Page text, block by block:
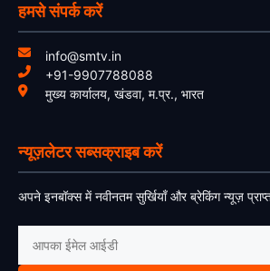
हमसे संपर्क करें
info@smtv.in
+91-9907788088
मुख्य कार्यालय, खंडवा, म.प्र., भारत
न्यूज़लेटर सब्सक्राइब करें
अपने इनबॉक्स में नवीनतम सुर्खियाँ और ब्रेकिंग न्यूज़